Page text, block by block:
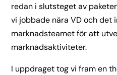
redan i slutsteget av
vi jobbade nära VD och det
marknadsteamet för att
marknadsaktiviteter.
I uppdraget tog vi fram en